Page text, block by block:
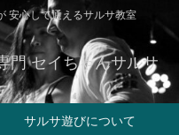
安心して通えるサルサ教室
門 セイちゃんサルサ
サルサ遊びについて